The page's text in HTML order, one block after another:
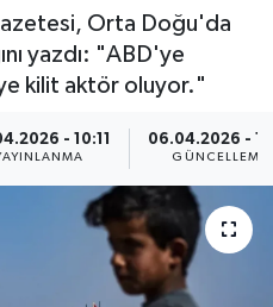
Orta Doğu'da
yazdı: "ABD'ye
kilit aktör oluyor."
- 10:11 06.04.2026 -
GÜNCELLEME